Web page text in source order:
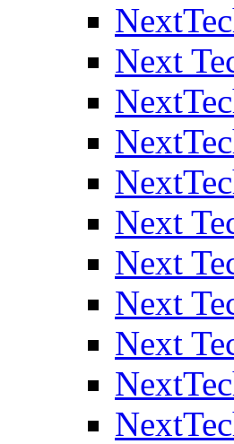
Next
Next
Next
Next
Next